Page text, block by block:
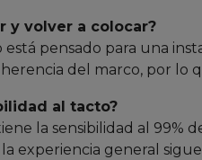
y volver a colocar?
pensado para una
del marco, por lo
al tacto?
la sensibilidad al 99%
experiencia general